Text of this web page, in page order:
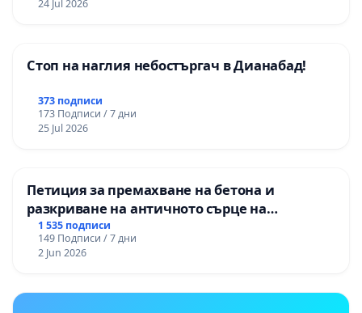
24 Jul 2026
Стоп на наглия небостъргач в Дианабад!
373 подписи
173 Подписи / 7 дни
25 Jul 2026
Петиция за премахване на бетона и
разкриване на античното сърце на
Могиланската могила във Враца
1 535 подписи
149 Подписи / 7 дни
2 Jun 2026